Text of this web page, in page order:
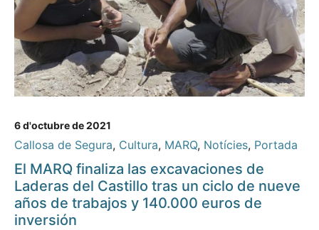
6 d'octubre de 2021
Callosa de Segura, Cultura, MARQ, Notícies, Portada
El MARQ finaliza las excavaciones de
Laderas del Castillo tras un ciclo de nueve
años de trabajos y 140.000 euros de
inversión